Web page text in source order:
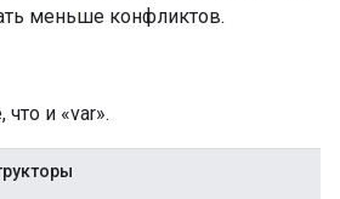
меньше конфликтов.
что и «var».